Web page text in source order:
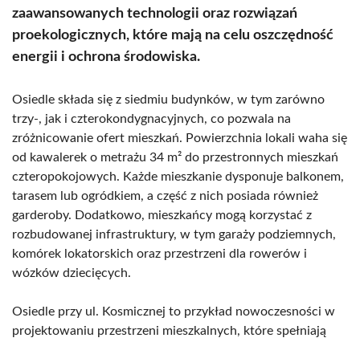
zaawansowanych technologii oraz rozwiązań
proekologicznych, które mają na celu oszczędność
energii i ochrona środowiska.
Osiedle składa się z siedmiu budynków, w tym zarówno
trzy-, jak i czterokondygnacyjnych, co pozwala na
zróżnicowanie ofert mieszkań. Powierzchnia lokali waha się
od kawalerek o metrażu 34 m² do przestronnych mieszkań
czteropokojowych. Każde mieszkanie dysponuje balkonem,
tarasem lub ogródkiem, a część z nich posiada również
garderoby. Dodatkowo, mieszkańcy mogą korzystać z
rozbudowanej infrastruktury, w tym garaży podziemnych,
komórek lokatorskich oraz przestrzeni dla rowerów i
wózków dziecięcych.
Osiedle przy ul. Kosmicznej to przykład nowoczesności w
projektowaniu przestrzeni mieszkalnych, które spełniają